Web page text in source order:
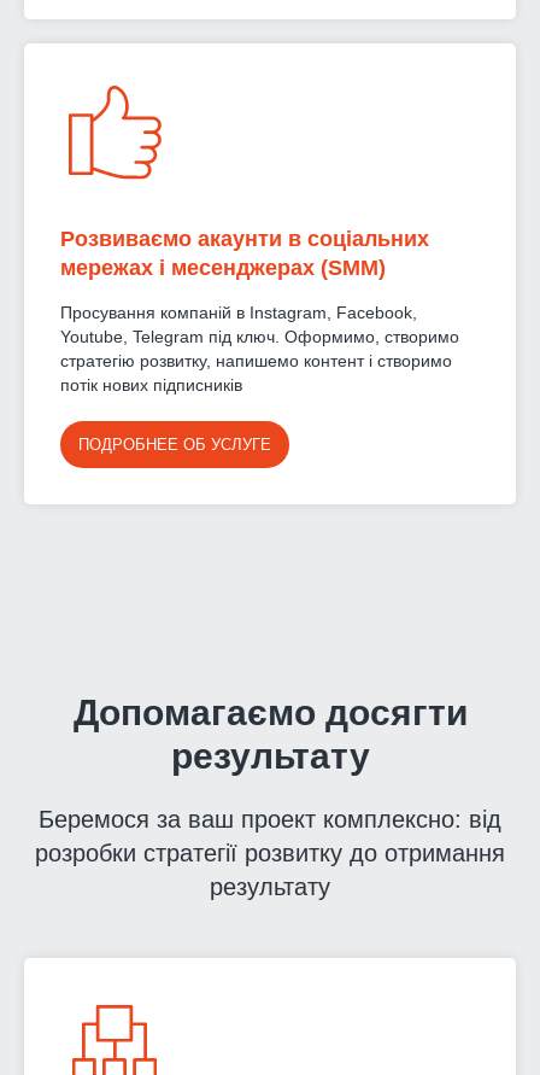
Розвиваємо акаунти в соціальних
мережах і месенджерах (SMM)
Просування компаній в Instagram, Facebook,
Youtube, Telegram під ключ. Оформимо, створимо
стратегію розвитку, напишемо контент і створимо
потік нових підписників
ПОДРОБНЕЕ ОБ УСЛУГЕ
Допомагаємо досягти
результату
Беремося за ваш проект комплексно: від
розробки стратегії розвитку до отримання
результату